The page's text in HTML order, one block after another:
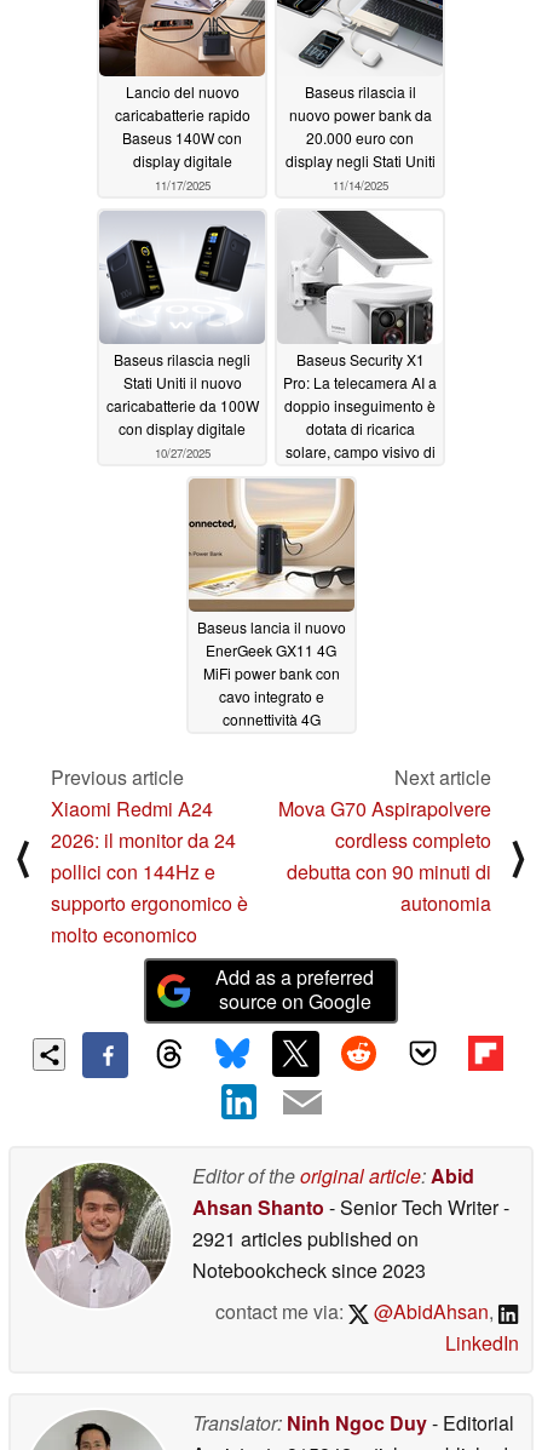
Lancio del nuovo
caricabatterie rapido
Baseus 140W con
display digitale
11/17/2025
Baseus rilascia il
nuovo power bank da
20.000 euro con
display negli Stati Uniti
11/14/2025
Baseus rilascia negli
Stati Uniti il nuovo
caricabatterie da 100W
con display digitale
10/27/2025
Baseus Security X1
Pro: La telecamera AI a
doppio inseguimento è
dotata di ricarica
solare, campo visivo di
300 gradi e zero costi
di abbonamento
10/17/2025
Baseus lancia il nuovo
EnerGeek GX11 4G
MiFi power bank con
cavo integrato e
connettività 4G
⟨
Previous article
Xiaomi Redmi A24
2026: il monitor da 24
pollici con 144Hz e
supporto ergonomico è
molto economico
Next article
Mova G70 Aspirapolvere
cordless completo
debutta con 90 minuti di
autonomia
⟩
Add as a preferred
source on Google
Editor of theoriginal article:Abid
Ahsan Shanto - Senior Tech Writer-
2921 articles published on
Notebookchecksince 2023
contact me via:
@AbidAhsan,
LinkedIn
Translator: Ninh Ngoc Duy- Editorial